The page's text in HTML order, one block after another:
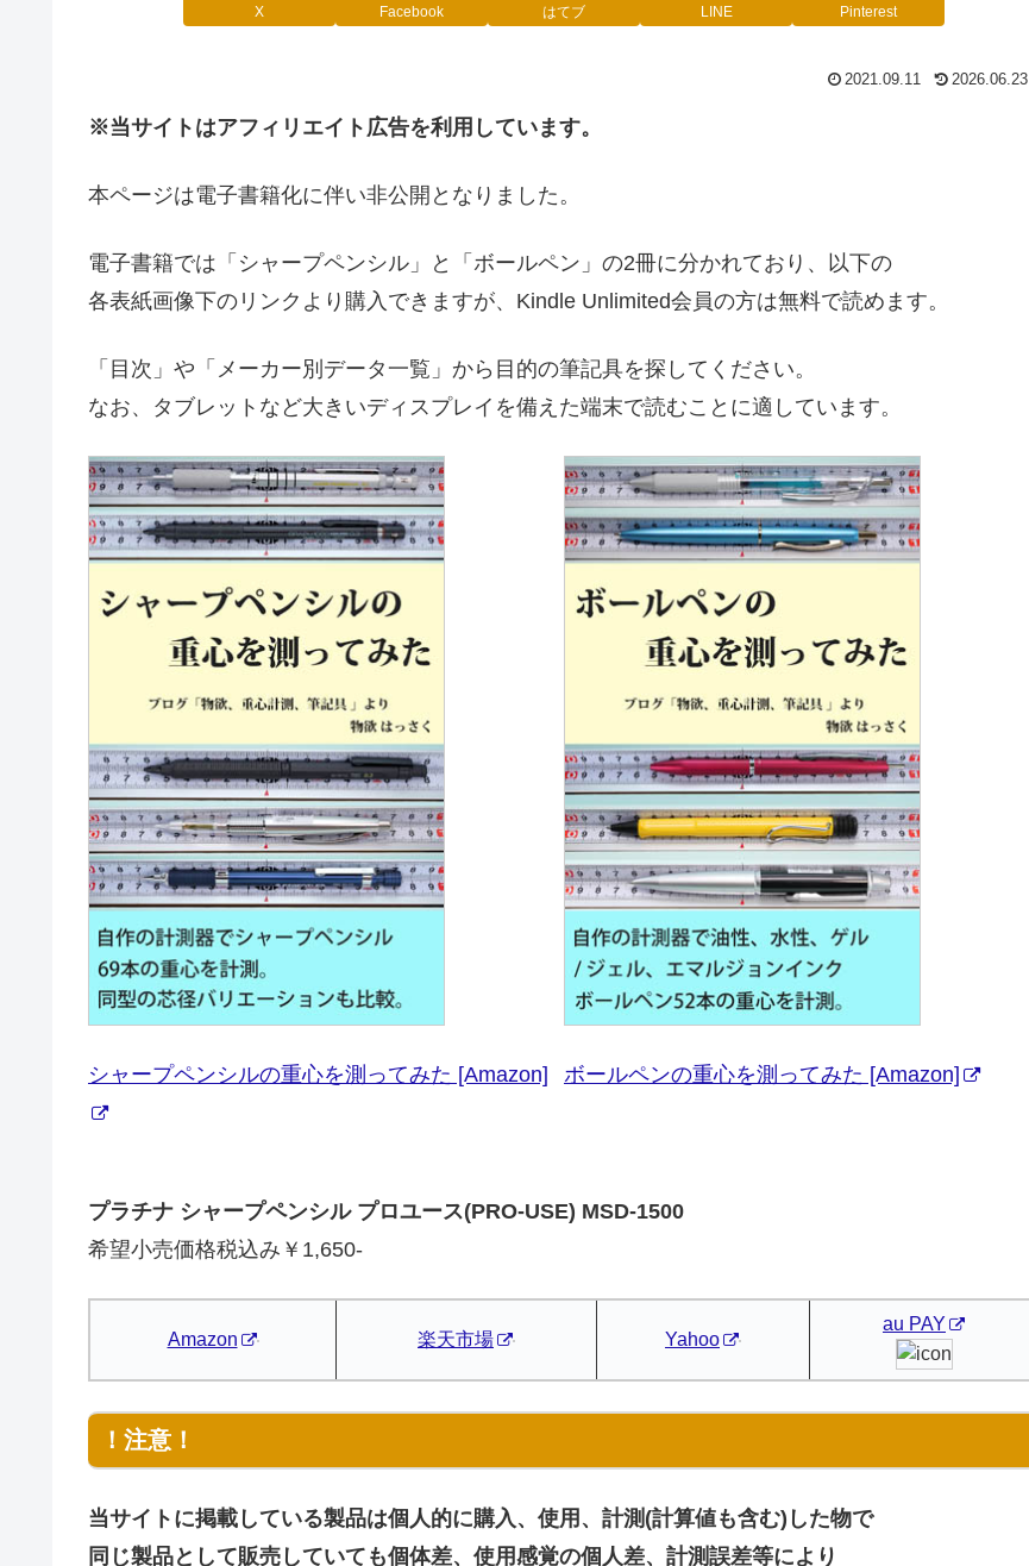
X Facebook はてブ LINE Pinterest
2021.09.11 2026.06.23
※当サイトはアフィリエイト広告を利用しています。
本ページは電子書籍化に伴い非公開となりました。
電子書籍では「シャープペンシル」と「ボールペン」の2冊に分かれており、以下の
各表紙画像下のリンクより購入できますが、Kindle Unlimited会員の方は無料で読めます。
「目次」や「メーカー別データ一覧」から目的の筆記具を探してください。
なお、タブレットなど大きいディスプレイを備えた端末で読むことに適しています。
シャープペンシルの重心を測ってみた [Amazon] ボールペンの重心を測ってみた [Amazon]
プラチナ シャープペンシル プロユース(PRO-USE) MSD-1500
希望小売価格税込み￥1,650-
Amazon 楽天市場 Yahoo
au PAY
！注意！
当サイトに掲載している製品は個人的に購入、使用、計測(計算値も含む)した物で
同じ製品として販売していても個体差、使用感覚の個人差、計測誤差等により